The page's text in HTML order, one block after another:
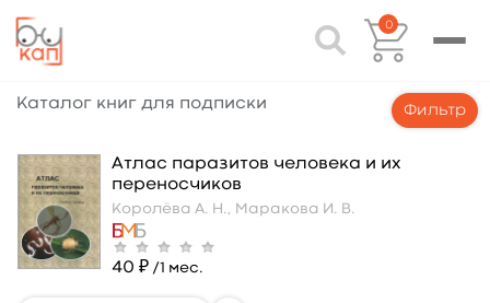
0
Каталог книг для подписки Фильтр
Атлас паразитов человека и их
переносчиков
Королёва А. Н., Маракова И. В.
40 ₽ /1 мес.